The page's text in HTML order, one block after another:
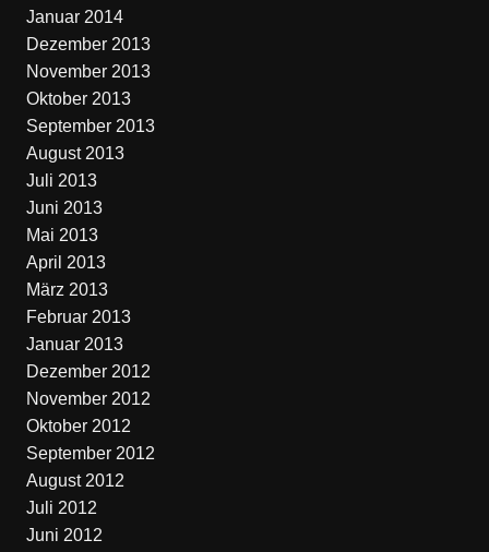
Januar 2014
Dezember 2013
November 2013
Oktober 2013
September 2013
August 2013
Juli 2013
Juni 2013
Mai 2013
April 2013
März 2013
Februar 2013
Januar 2013
Dezember 2012
November 2012
Oktober 2012
September 2012
August 2012
Juli 2012
Juni 2012